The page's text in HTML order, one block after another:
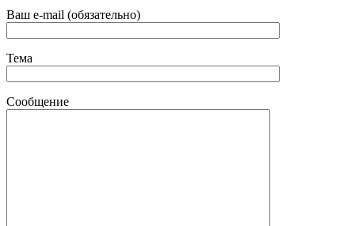
Ваш e-mail (обязательно)
Тема
Сообщение